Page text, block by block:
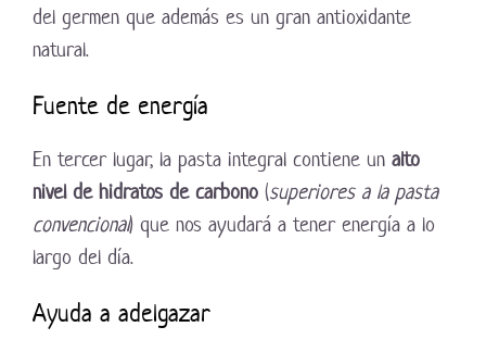
del germen que además es un gran antioxidante
natural.
Fuente de energía
En tercer lugar, la pasta integral contiene un alto
nivel de hidratos de carbono (superiores a la pasta
convencional) que nos ayudará a tener energía a lo
largo del día.
Ayuda a adelgazar